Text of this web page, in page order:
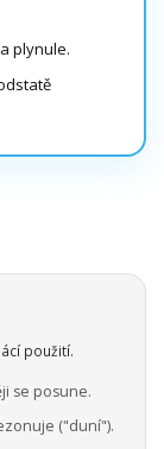
plynule.
použití.
se posune.
("duní").